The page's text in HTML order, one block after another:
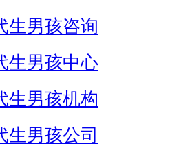
生男孩咨询
生男孩中心
生男孩机构
生男孩公司